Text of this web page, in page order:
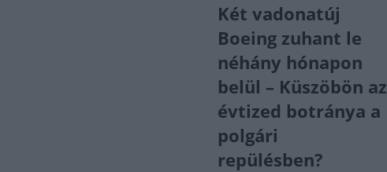
Két vadonatúj
Boeing zuhant le
néhány hónapon
belül – Küszöbön az
évtized botránya a
polgári
repülésben?